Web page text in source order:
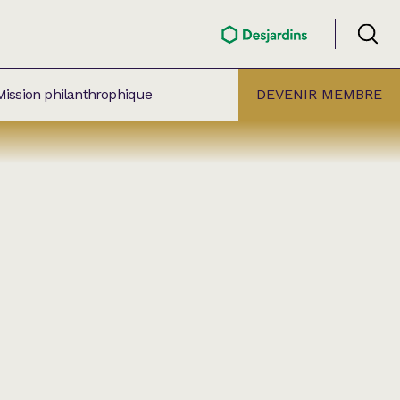
philanthrophique DEVENIR MEMBRE